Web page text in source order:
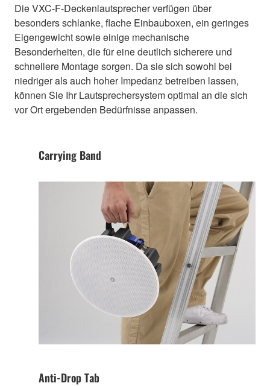
Die VXC-F-Deckenlautsprecher verfügen über
besonders schlanke, flache Einbauboxen, ein geringes
Eigengewicht sowie einige mechanische
Besonderheiten, die für eine deutlich sicherere und
schnellere Montage sorgen. Da sie sich sowohl bei
niedriger als auch hoher Impedanz betreiben lassen,
können Sie Ihr Lautsprechersystem optimal an die sich
vor Ort ergebenden Bedürfnisse anpassen.
Carrying Band
Anti-Drop Tab